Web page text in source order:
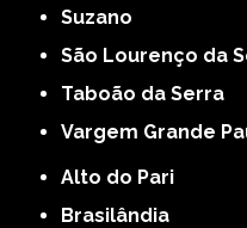
Suzano
São Lourenço da
Taboão da Serra
Vargem Grande
Alto do Pari
Brasilândia